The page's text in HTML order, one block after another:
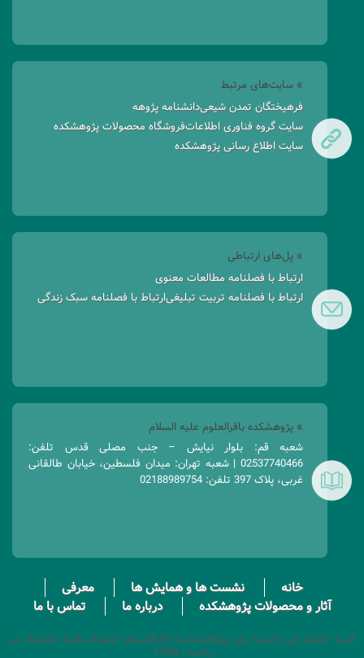
» سایت‌های مرتبط
فرهیختگان تمدن شیعیدانشنامه پژوهه
سایت گروه فناوری اطلاعاتفروشگاه محصولات پژوهشکده
سایت اطلاع رسانی پژوهشکده
» پل‌های ارتباطی
ارتباط با فصلنامه مطالعات معنوی
ارتباط با فصلنامه تربیت تبلیغیارتباط با فصلنامه سبک زندگی
» پژوهشکده باقرالعلوم علیه السلام
شعبه قم: بلوار نیایش – جنب مصلی قدس تلفن:
02537740466 | شعبه تهران: میدان فلسطین، خیابان طالقانی
غربی، پلاک 397 تلفن: 02188989754
خانه نشست ها و همایش ها
معرفی
آثار و محصولات پژوهشکده
درباره ما تماس با ما
کلیــه حقـوق این تارنـمـا برای پژوهشـکــده باقرالعـــلوم (علیه‌السلام) محفــوظ می
باشـد | 1396